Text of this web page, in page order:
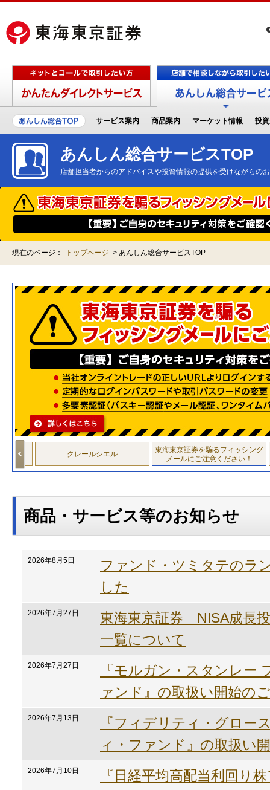
サービス案内 商品案内 マーケット情報 投
あんしん総合サービスTOP
店舗担当者からのアドバイスや投資情報の提供を受けながらの
現在のページ： トップページ > あんしん総合サービスTOP
クレールシエル
東海東京証券を騙るフィッシング
メールにご注意ください！
商品・サービス等のお知らせ
2026年8月5日
ファンド・ツミタテのラ
した
2026年7月27日
東海東京証券 NISA成長
一覧について
2026年7月27日
『モルガン・スタンレー
ァンド』の取扱い開始の
2026年7月13日
『フィデリティ・グロー
ィ・ファンド』の取扱い
2026年7月10日
『日経平均高配当利回り